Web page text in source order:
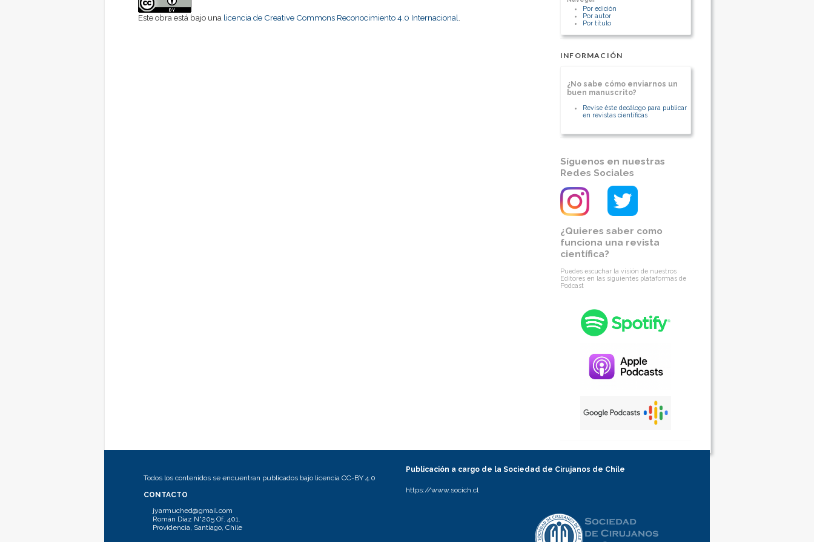
Staff Departamento Cirugía
[Ver otros artículos de este autor]
Por edición
Por autor
Por título
INFORMACIÓN
¿No sabe cómo enviarnos un
buen manuscrito?
Revise éste decálogo para publicar
en revistas científicas
Síguenos en nuestras
Redes Sociales
¿Quieres saber como
funciona una revista
científica?
Puedes escuchar la visión de nuestros
Editores en las siguientes plataformas de
Podcast
Este obra está bajo una licencia de Creative Commons Reconocimiento 4.0 Internacional
Todos los contenidos se encuentran publicados bajo licencia CC-BY 4.0
CONTACTO
jyarmuched@gmail.com
Román Díaz N°205 Of. 401.
Providencia, Santiago, Chile
Publicación a cargo de la Sociedad de Cirujanos de Chile
https://www.socich.cl